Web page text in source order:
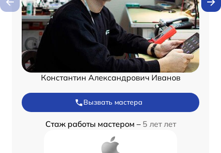
Константин Александрович Иванов
Вызвать мастера
Стаж работы мастером – 5 лет лет